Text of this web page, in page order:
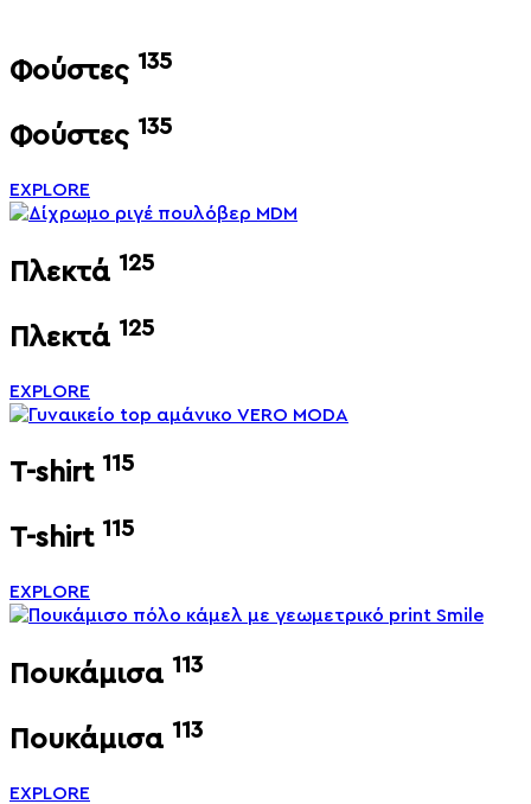
Φούστες 135
Φούστες 135
EXPLORE
Πλεκτά 125
Πλεκτά 125
EXPLORE
T-shirt 115
T-shirt 115
EXPLORE
Πουκάμισα 113
Πουκάμισα 113
EXPLORE